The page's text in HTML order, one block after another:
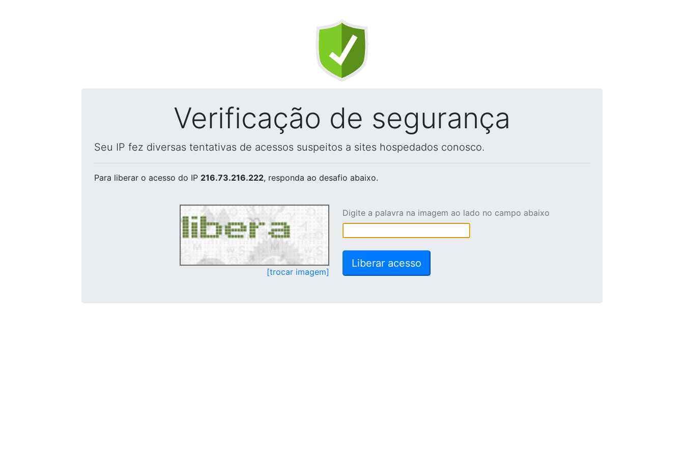
Verificação de segurança
Seu IP fez diversas tentativas de acessos suspeitos a sites hospedados conosco.
Para liberar o acesso do IP 216.73.216.222, responda ao desafio abaixo.
[trocar imagem]
Digite a palavra na imagem ao lado no campo abaixo